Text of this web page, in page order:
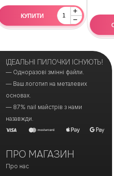
+
−
КУПИТИ
ІДЕАЛЬНІ ПИЛОЧКИ ІСНУЮТЬ!
— Одноразові змінні файли.
— Ваш логотип на металевих
основах.
— 87% nail майстрів з нами
назавжди.
ПРО МАГАЗИН
Про нас